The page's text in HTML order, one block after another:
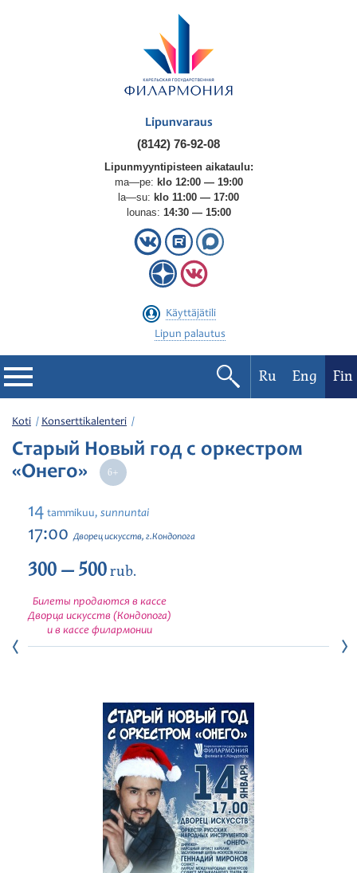
Lipunvaraus
(8142) 76-92-08
Lipunmyyntipisteen aikataulu:
ma—pe: klo 12:00 — 19:00
la—su: klo 11:00 — 17:00
lounas: 14:30 — 15:00
Käyttäjätili
Lipun palautus
Filharmonia
Konserttikalenteri
Festivaalit
Ru Eng Fin
Koti Konserttikalenteri
Старый Новый год с оркестром
«Онего»
14 tammikuu, sunnuntai
17:00 Дворец искусств, г.Кондопога
300 — 500rub.
Билеты продаются в кассе
Дворца искусств (Кондопога)
и в кассе филармонии